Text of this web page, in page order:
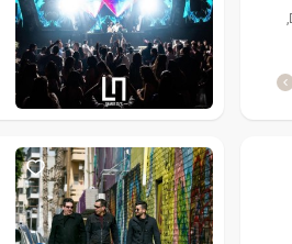
חבילת צילום חתונה הוכללת: 2 צלמי סטילס, צלם וידאו DSLR,